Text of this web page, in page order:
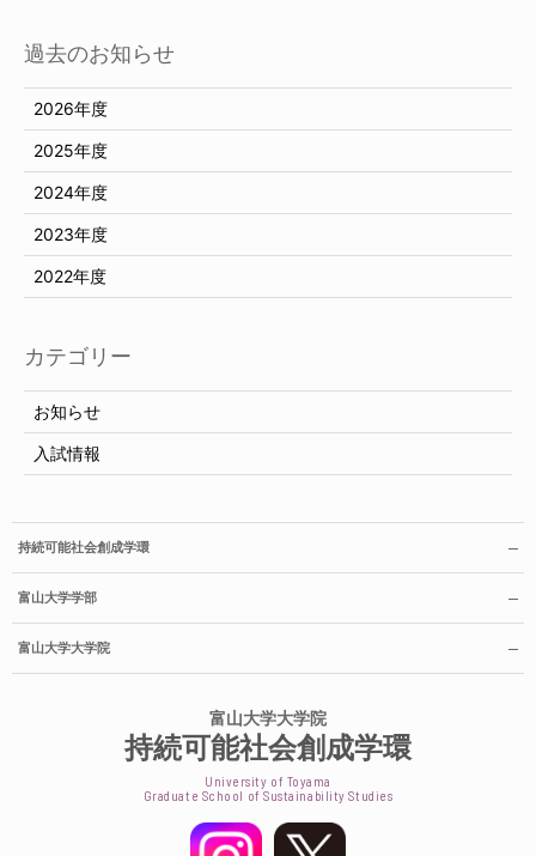
過去のお知らせ
2026年度
2025年度
2024年度
2023年度
2022年度
カテゴリー
お知らせ
入試情報
富山大学大学院
持続可能社会創成学環
University of Toyama
Graduate School of Sustainability Studies
持続可能社会創成学環
富山大学学部
富山大学大学院